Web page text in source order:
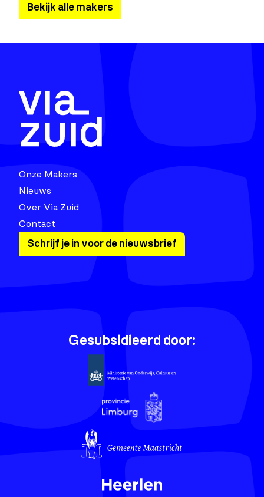
Bekijk alle makers
Onze Makers
Nieuws
Over Via Zuid
Contact
Schrijf je in voor de nieuwsbrief
Gesubsidieerd door: